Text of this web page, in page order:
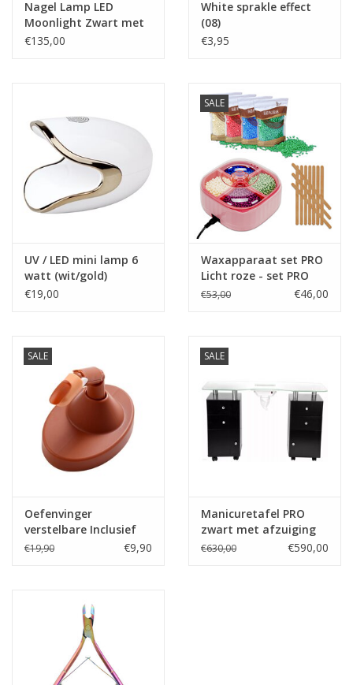
Nagel Lamp LED
Moonlight Zwart met
diamonds (strass)
€135,00
White sprakle effect
(08)
€3,95
UV / LED mini lamp 6
watt (wit/gold)
€19,00
SALE
Waxapparaat set PRO
Licht roze - set PRO
€53,00 €46,00
SALE
Oefenvinger
verstelbare Inclusief
100 Tips
€19,90 €9,90
SALE
Manicuretafel PRO
zwart met afzuiging
en glasplaat
€630,00 €590,00